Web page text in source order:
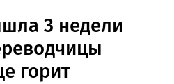
3 недели
горит